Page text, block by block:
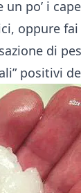
un po’ i
oppure
di
positivi